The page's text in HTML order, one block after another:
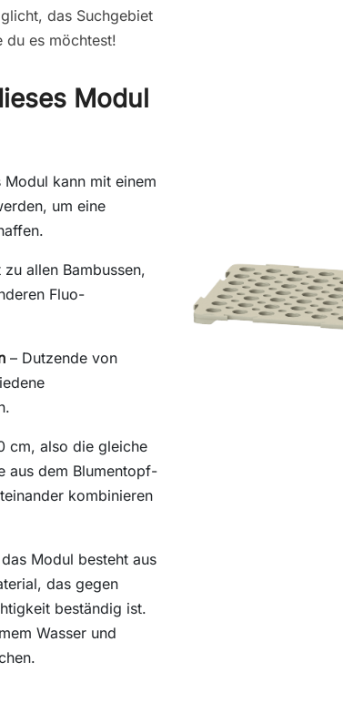
das Suchgebiet
du es möchtest!
Modul
Modul kann mit einem
um eine
allen Bambussen,
Fluo-
– Dutzende von
cm, also die gleiche
aus dem Blumentopf-
kombinieren
Modul besteht aus
das gegen
beständig ist.
Wasser und